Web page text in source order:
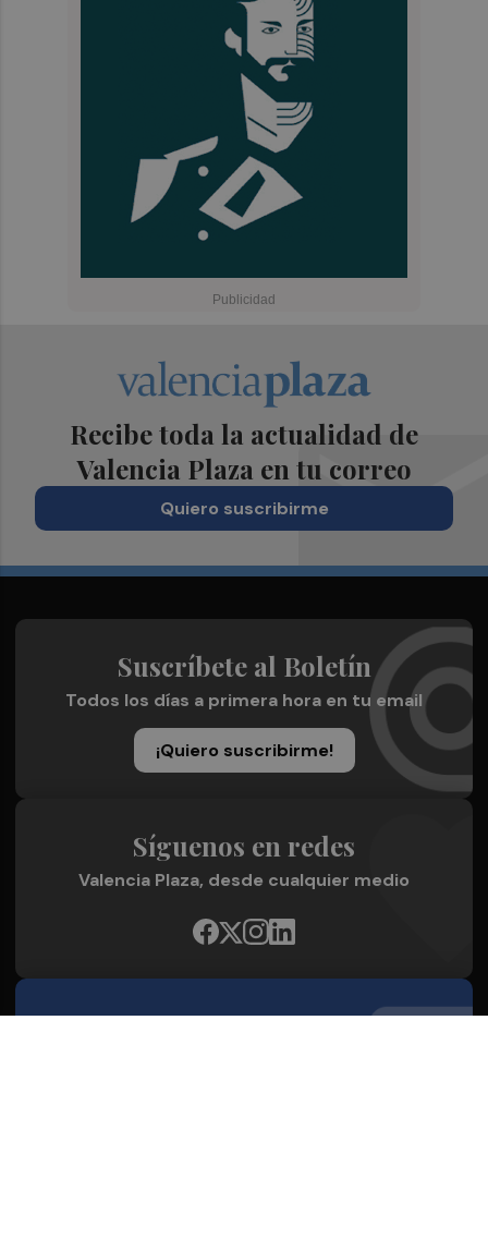
Recibe toda la actualidad de
Valencia Plaza en tu correo
Quiero suscribirme
Suscríbete al Boletín
Todos los días a primera hora en tu email
¡Quiero suscribirme!
Síguenos en redes
Valencia Plaza, desde cualquier medio
Quienes Somos